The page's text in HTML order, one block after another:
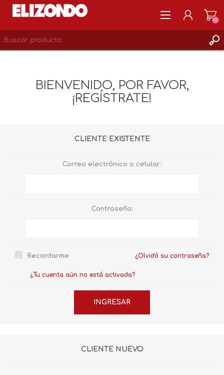
LISTA DE DESEOS 0
(0)
BIENVENIDO, POR FAVOR,
¡REGÍSTRATE!
CLIENTE EXISTENTE
Correo electrónico o celular:
Contraseña:
Recordarme ¿Olvidó su contraseña?
¿Tu cuenta aún no está activada?
CLIENTE NUEVO